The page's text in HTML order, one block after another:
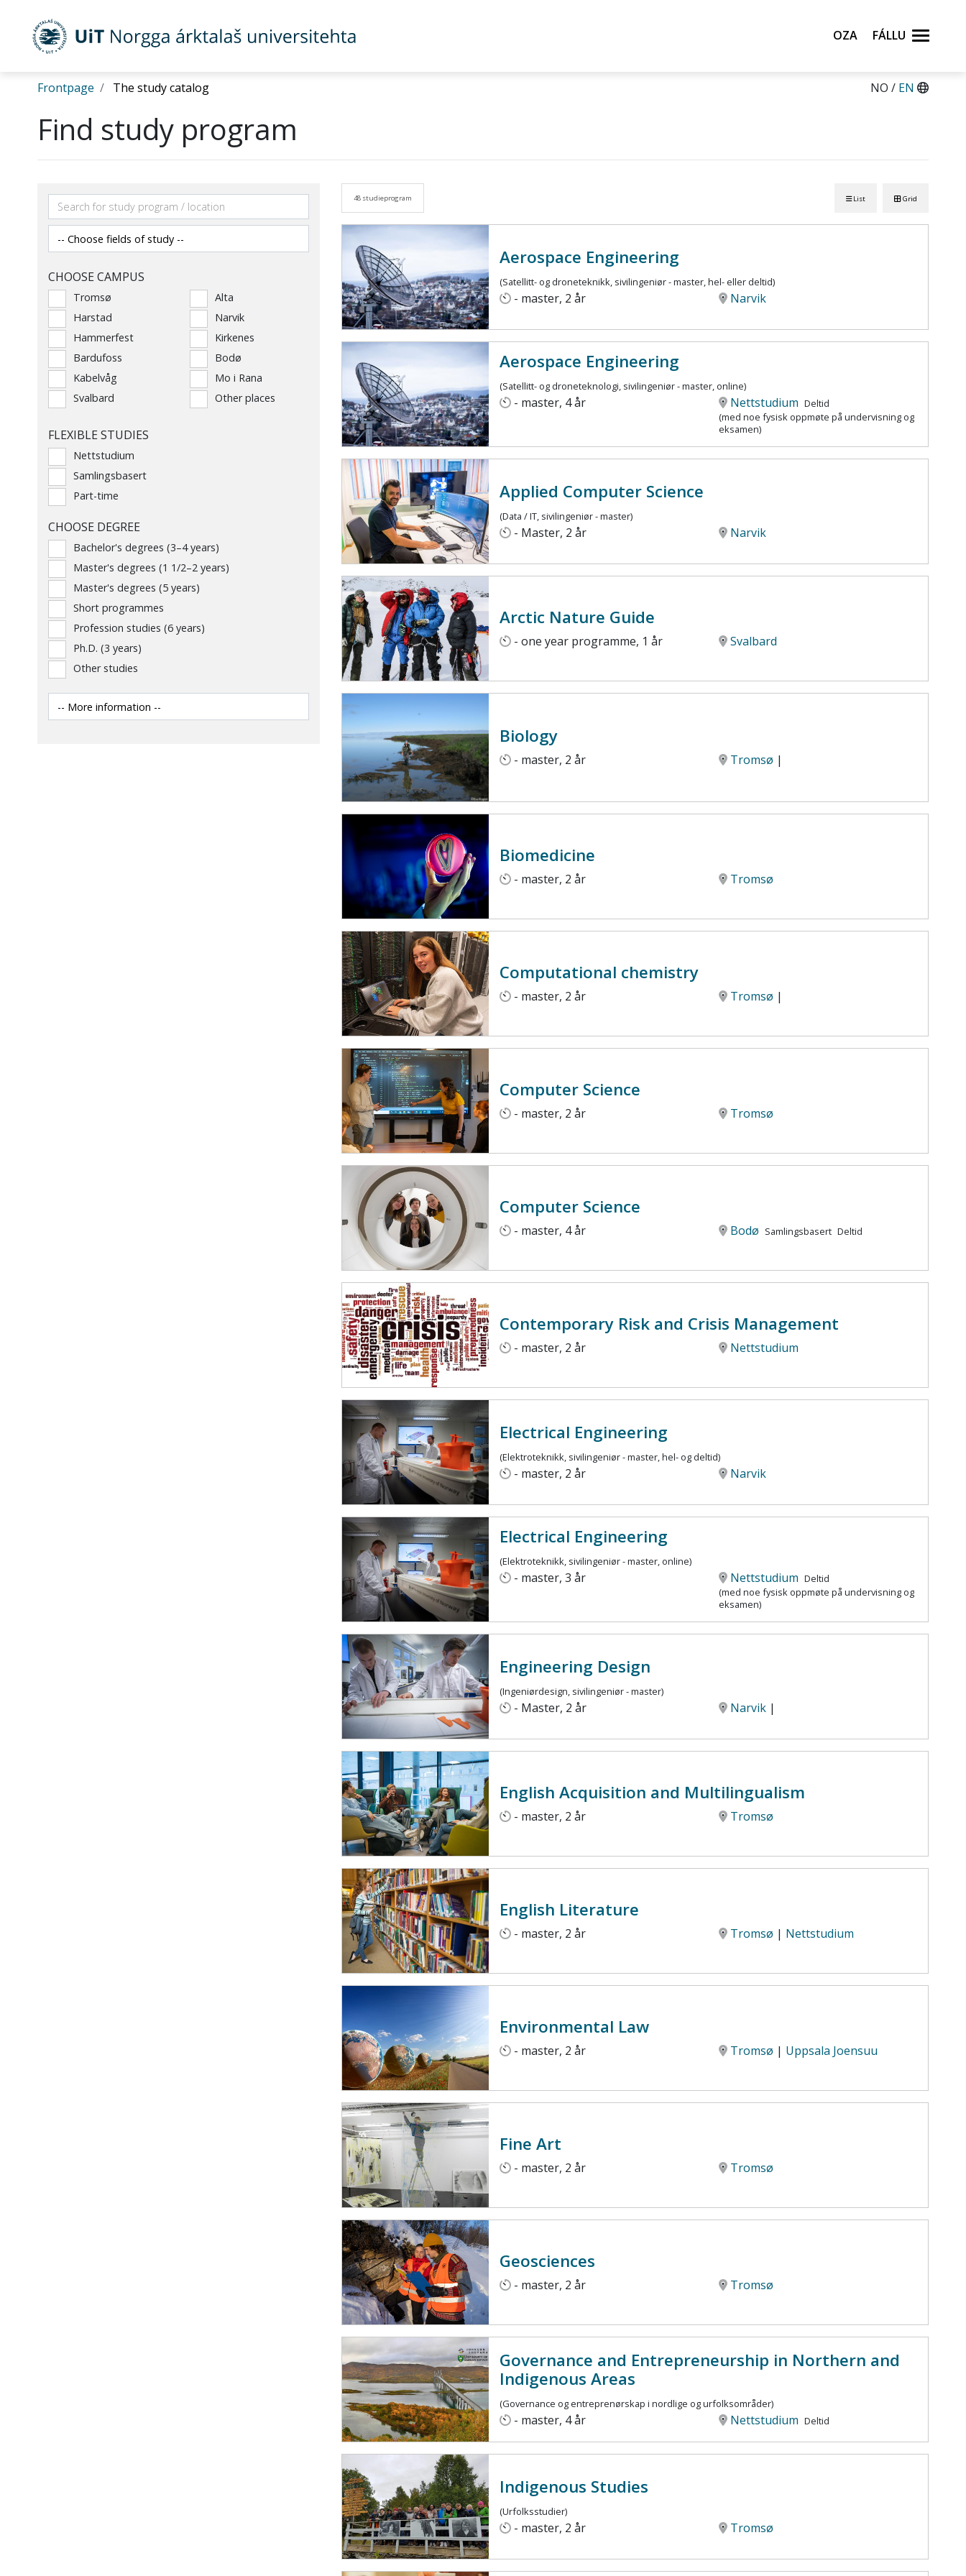
Gå til hovedinnhold
Oza Fállu
Frontpage The study catalog NO / EN
Find study program
CHOOSE CAMPUS
Tromsø
Alta
Harstad
Narvik
Hammerfest
Kirkenes
Bardufoss
Bodø
Kabelvåg
Mo i Rana
Svalbard
Other places
FLEXIBLE STUDIES
Nettstudium
Samlingsbasert
Part-time
CHOOSE DEGREE
Bachelor's degrees (3–4 years)
Master's degrees (1 1/2–2 years)
Master's degrees (5 years)
Short programmes
Profession studies (6 years)
Ph.D. (3 years)
Other studies
48 studieprogram List Grid
Aerospace Engineering
(Satellitt- og droneteknikk, sivilingeniør - master, hel- eller deltid)
- master, 2 år Narvik
Aerospace Engineering
(Satellitt- og droneteknologi, sivilingeniør - master, online)
- master, 4 år Nettstudium Deltid
(med noe fysisk oppmøte på undervisning og
eksamen)
Applied Computer Science
(Data / IT, sivilingeniør - master)
- Master, 2 år Narvik
Arctic Nature Guide
- one year programme, 1 år Svalbard
Biology
- master, 2 år Tromsø |
Biomedicine
- master, 2 år Tromsø
Computational chemistry
- master, 2 år Tromsø |
Computer Science
- master, 2 år Tromsø
Computer Science
- master, 4 år Bodø Samlingsbasert Deltid
Contemporary Risk and Crisis Management
- master, 2 år Nettstudium
Electrical Engineering
(Elektroteknikk, sivilingeniør - master, hel- og deltid)
- master, 2 år Narvik
Electrical Engineering
(Elektroteknikk, sivilingeniør - master, online)
- master, 3 år Nettstudium Deltid
(med noe fysisk oppmøte på undervisning og
eksamen)
Engineering Design
(Ingeniørdesign, sivilingeniør - master)
- Master, 2 år Narvik |
English Acquisition and Multilingualism
- master, 2 år Tromsø
English Literature
- master, 2 år Tromsø | Nettstudium
Environmental Law
- master, 2 år Tromsø | Uppsala Joensuu
Fine Art
- master, 2 år Tromsø
Geosciences
- master, 2 år Tromsø
Governance and Entrepreneurship in Northern and
Indigenous Areas
(Governance og entreprenørskap i nordlige og urfolksområder)
- master, 4 år Nettstudium Deltid
Indigenous Studies
(Urfolksstudier)
- master, 2 år Tromsø